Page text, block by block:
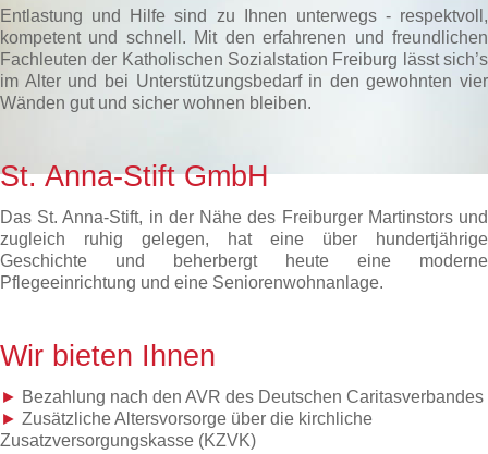
Entlastung und Hilfe sind zu Ihnen unterwegs - respektvoll,
kompetent und schnell. Mit den erfahrenen und freundlichen
Fachleuten der Katholischen Sozialstation Freiburg lässt sich’s
im Alter und bei Unterstützungsbedarf in den gewohnten vier
Wänden gut und sicher wohnen bleiben.
St. Anna-Stift GmbH
Das St. Anna-Stift, in der Nähe des Freiburger Martinstors und
zugleich ruhig gelegen, hat eine über hundertjährige
Geschichte und beherbergt heute eine moderne
Pflegeeinrichtung und eine Seniorenwohnanlage.
Wir bieten Ihnen
► Bezahlung nach den AVR des Deutschen Caritasverbandes
► Zusätzliche Altersvorsorge über die kirchliche
Zusatzversorgungskasse (KZVK)